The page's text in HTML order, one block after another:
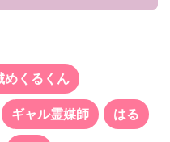
めくるくん
ギャル霊媒師 はる